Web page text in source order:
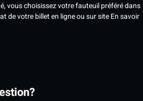
vous choisissez votre fauteuil préféré dans
de votre billet en ligne ou sur siteEn savoir